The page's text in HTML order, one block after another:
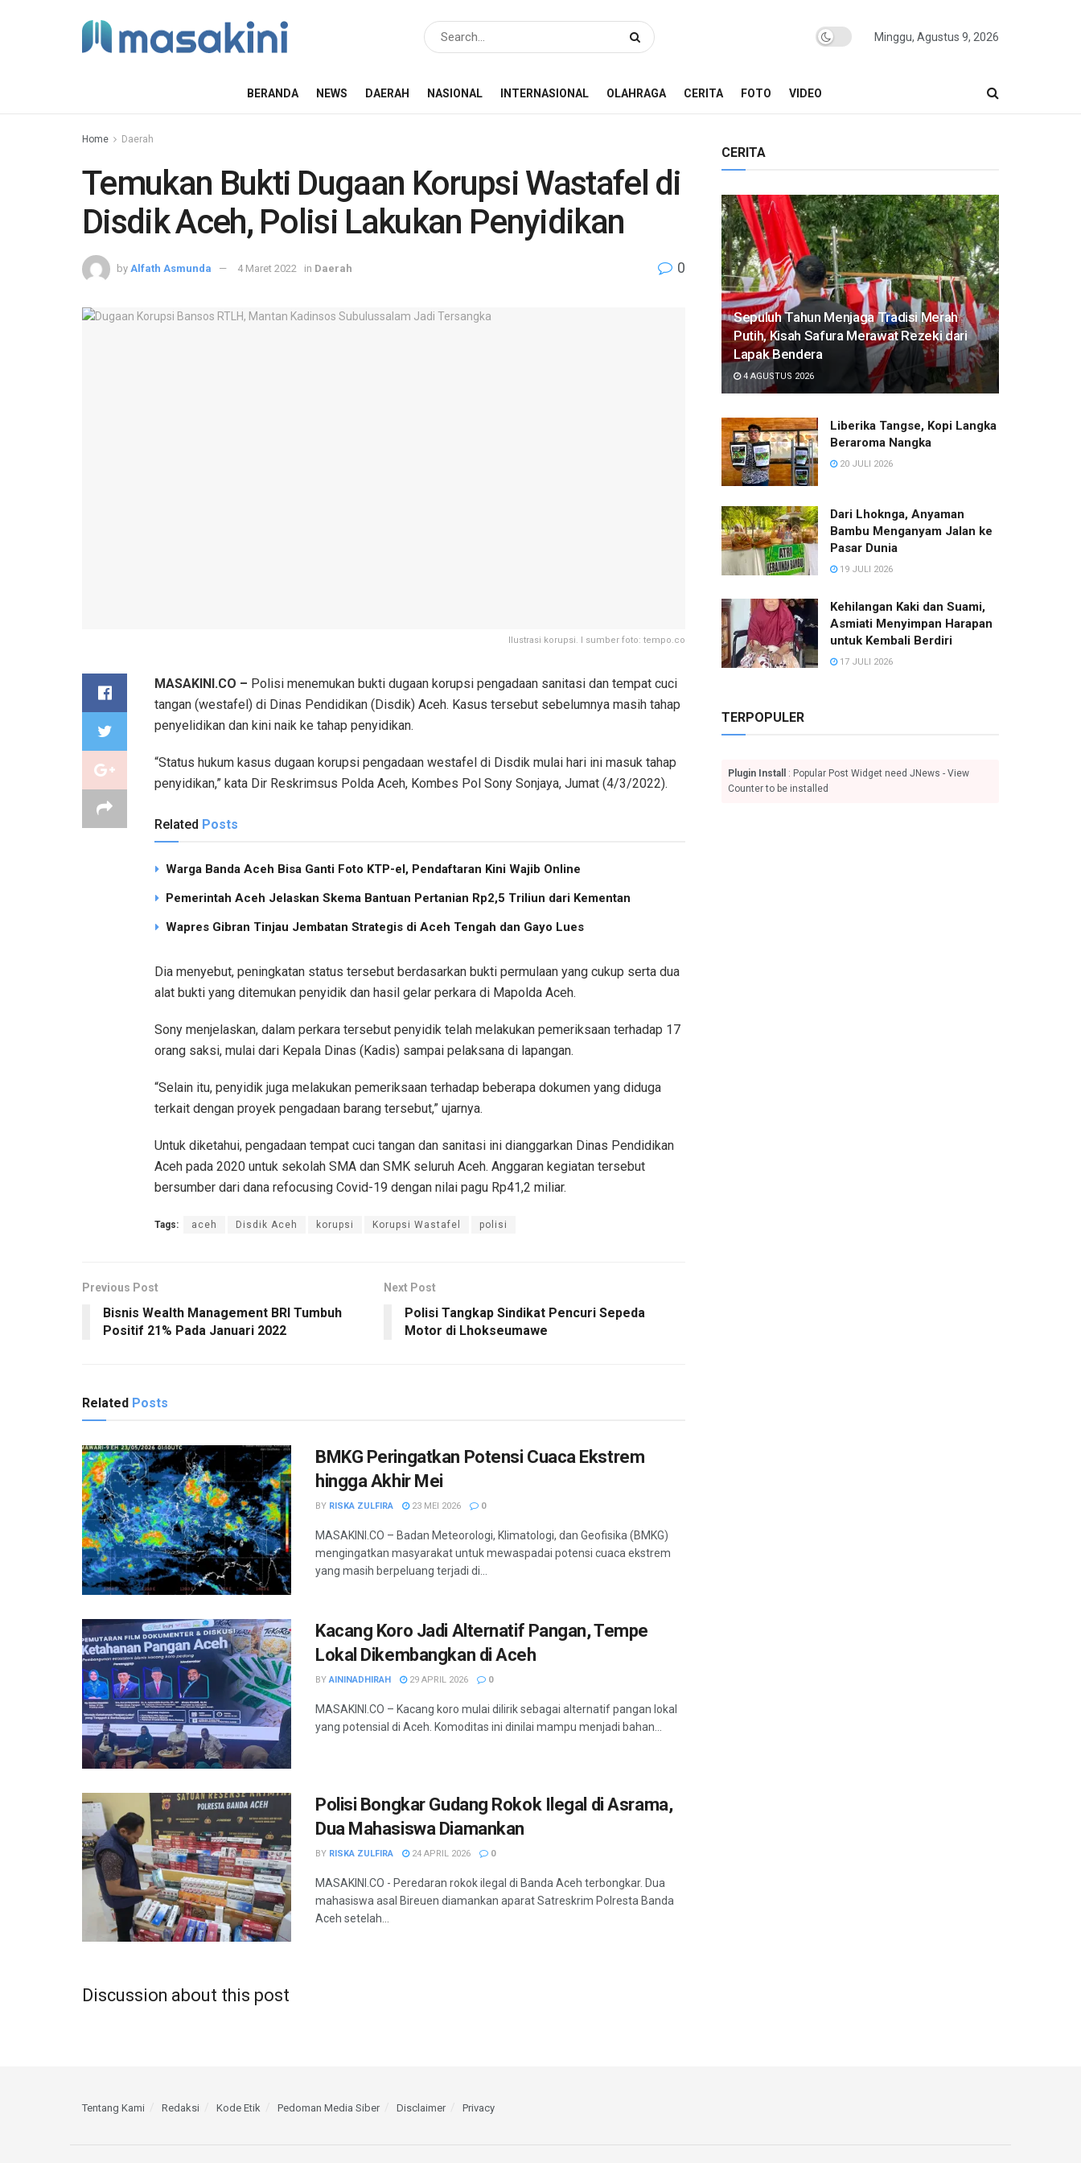
Minggu, Agustus 9, 2026
BERANDA NEWS DAERAH NASIONAL INTERNASIONAL OLAHRAGA CERITA FOTO VIDEO
Home Daerah
Temukan Bukti Dugaan Korupsi Wastafel di
Disdik Aceh, Polisi Lakukan Penyidikan
by Alfath Asmunda 4 Maret 2022 in Daerah 0
Ilustrasi korupsi. I sumber foto: tempo.co
MASAKINI.CO – Polisi menemukan bukti dugaan korupsi pengadaan sanitasi dan tempat cuci
tangan (westafel) di Dinas Pendidikan (Disdik) Aceh. Kasus tersebut sebelumnya masih tahap
penyelidikan dan kini naik ke tahap penyidikan.
“Status hukum kasus dugaan korupsi pengadaan westafel di Disdik mulai hari ini masuk tahap
penyidikan,” kata Dir Reskrimsus Polda Aceh, Kombes Pol Sony Sonjaya, Jumat (4/3/2022).
Related Posts
Warga Banda Aceh Bisa Ganti Foto KTP-el, Pendaftaran Kini Wajib Online
Pemerintah Aceh Jelaskan Skema Bantuan Pertanian Rp2,5 Triliun dari Kementan
Wapres Gibran Tinjau Jembatan Strategis di Aceh Tengah dan Gayo Lues
Dia menyebut, peningkatan status tersebut berdasarkan bukti permulaan yang cukup serta dua
alat bukti yang ditemukan penyidik dan hasil gelar perkara di Mapolda Aceh.
Sony menjelaskan, dalam perkara tersebut penyidik telah melakukan pemeriksaan terhadap 17
orang saksi, mulai dari Kepala Dinas (Kadis) sampai pelaksana di lapangan.
“Selain itu, penyidik juga melakukan pemeriksaan terhadap beberapa dokumen yang diduga
terkait dengan proyek pengadaan barang tersebut,” ujarnya.
Untuk diketahui, pengadaan tempat cuci tangan dan sanitasi ini dianggarkan Dinas Pendidikan
Aceh pada 2020 untuk sekolah SMA dan SMK seluruh Aceh. Anggaran kegiatan tersebut
bersumber dari dana refocusing Covid-19 dengan nilai pagu Rp41,2 miliar.
Tags: aceh Disdik Aceh korupsi Korupsi Wastafel polisi
Previous Post
Bisnis Wealth Management BRI Tumbuh
Positif 21% Pada Januari 2022
Next Post
Polisi Tangkap Sindikat Pencuri Sepeda
Motor di Lhokseumawe
Related Posts
BMKG Peringatkan Potensi Cuaca Ekstrem
hingga Akhir Mei
BY RISKA ZULFIRA 23 MEI 2026 0
MASAKINI.CO – Badan Meteorologi, Klimatologi, dan Geofisika (BMKG)
mengingatkan masyarakat untuk mewaspadai potensi cuaca ekstrem
yang masih berpeluang terjadi di...
Kacang Koro Jadi Alternatif Pangan, Tempe
Lokal Dikembangkan di Aceh
BY AININADHIRAH 29 APRIL 2026 0
MASAKINI.CO – Kacang koro mulai dilirik sebagai alternatif pangan lokal
yang potensial di Aceh. Komoditas ini dinilai mampu menjadi bahan...
Polisi Bongkar Gudang Rokok Ilegal di Asrama,
Dua Mahasiswa Diamankan
BY RISKA ZULFIRA 24 APRIL 2026 0
MASAKINI.CO - Peredaran rokok ilegal di Banda Aceh terbongkar. Dua
mahasiswa asal Bireuen diamankan aparat Satreskrim Polresta Banda
Aceh setelah...
Discussion about this post
CERITA
Sepuluh Tahun Menjaga Tradisi Merah
Putih, Kisah Safura Merawat Rezeki dari
Lapak Bendera
4 AGUSTUS 2026
Liberika Tangse, Kopi Langka
Beraroma Nangka
20 JULI 2026
Dari Lhoknga, Anyaman
Bambu Menganyam Jalan ke
Pasar Dunia
19 JULI 2026
Kehilangan Kaki dan Suami,
Asmiati Menyimpan Harapan
untuk Kembali Berdiri
17 JULI 2026
TERPOPULER
Plugin Install
: Popular Post Widget need JNews - View
Counter to be installed
Tentang Kami Redaksi Kode Etik Pedoman Media Siber Disclaimer Privacy